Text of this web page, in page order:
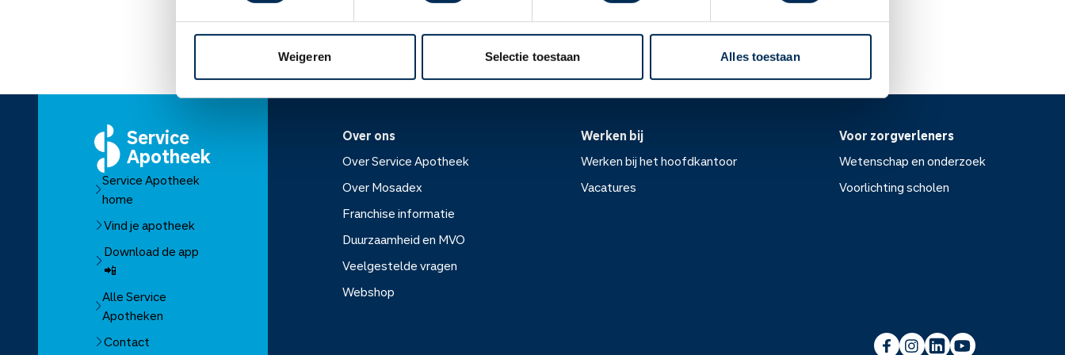
Weigeren Selectie toestaan Alles toestaan
Service
Apotheek
Service Apotheek
home
Vind je apotheek
Download de app
📲
Alle Service
Apotheken
Contact
Over ons
Over Service Apotheek
Over Mosadex
Franchise informatie
Duurzaamheid en MVO
Veelgestelde vragen
Webshop
Werken bij
Werken bij het hoofdkantoor
Vacatures
Voor zorgverleners
Wetenschap en onderzoek
Voorlichting scholen
Voorlichting scholen